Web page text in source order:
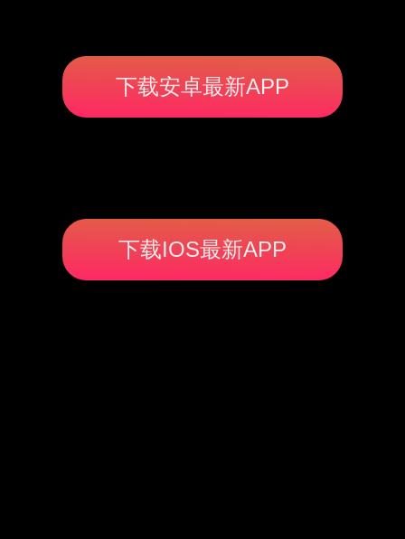
下载安卓最新APP
下载IOS最新APP